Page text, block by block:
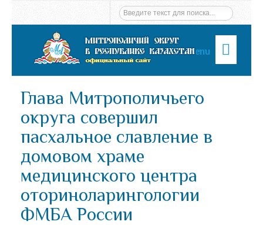
Menu
Глава Митрополичьего
округа совершил
пасхальное славление в
домовом храме
медицинского центра
оториноларингологии
ФМБА России